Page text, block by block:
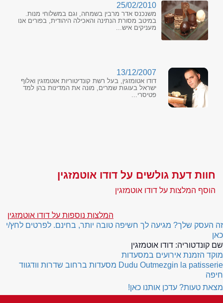
25/02/2010
משנכנס אדר מרבין בשמחה, וגם במשלוחי מנות.
במיטב מסורת הנתינה והאכילה היהודית, בפורים אנו
מעניקים איש...
13/12/2007
דודו אטומזגין, בעל רשת קונדיטוריות אוטמזגין ואלוף
ישראל בעוגות שמרים, מונה את המדינות בהן למד
פטיסרי...
חוות דעת גולשים על דודו אוטמזגין
הוסף המלצות על דודו אוטמזגין
המלצות נוספות על דודו אוטמזגין
זה העסק שלך? מגיעה לך חשיפה טובה יותר, בחינם. לפרטים לחץ/י
כאן
שם קונדטוריה: דודו אוטמזגין
מוקד הזמנת אירועים במסעדות
Dudu Outmezgin la patisserie מסעדות ברחוב שדרות וודגווד
חיפה
מצאת טעות? עדכן אותנו כאן!